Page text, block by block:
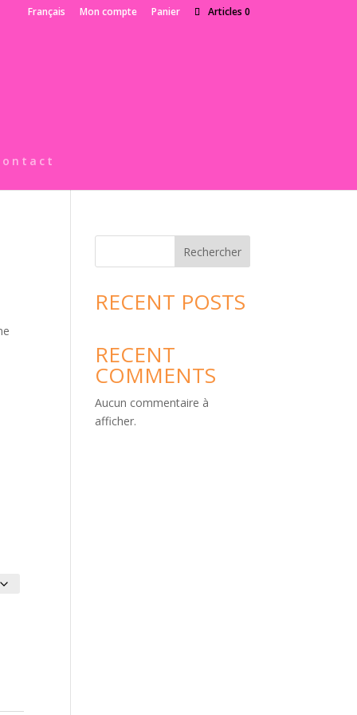
Français Mon compte Panier Articles 0
Rechercher
RECENT POSTS
RECENT
COMMENTS
Aucun commentaire à
afficher.